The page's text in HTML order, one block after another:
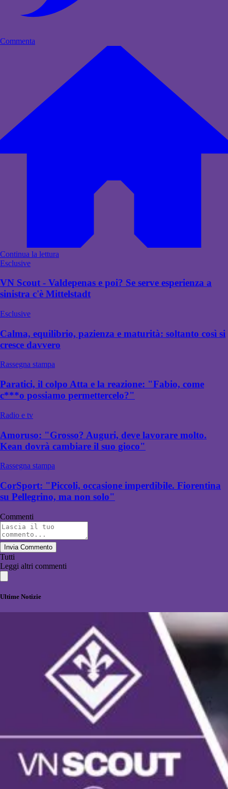
Commenta
Continua la lettura
Esclusive
VN Scout - Valdepenas e poi? Se serve esperienza a
sinistra c'è Mittelstadt
Esclusive
Calma, equilibrio, pazienza e maturità: soltanto così si
cresce davvero
Rassegna stampa
Paratici, il colpo Atta e la reazione: "Fabio, come
c***o possiamo permettercelo?"
Radio e tv
Amoruso: "Grosso? Auguri, deve lavorare molto.
Kean dovrà cambiare il suo gioco"
Rassegna stampa
CorSport: "Piccoli, occasione imperdibile. Fiorentina
su Pellegrino, ma non solo"
Commenti
Invia Commento
Tutti
Leggi altri commenti
Ultime Notizie